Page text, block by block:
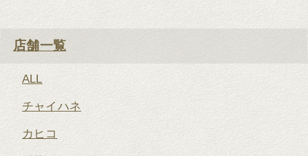
店舗一覧
ALL
チャイハネ
カヒコ